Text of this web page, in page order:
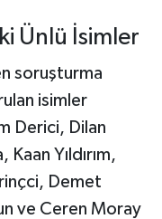
Ünlü İsimler
soruşturma
isimler
Derici, Dilan
Yıldırım,
Demet
ve Ceren Moray